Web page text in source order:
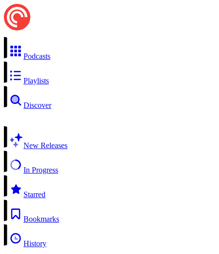
Podcasts
Playlists
Discover
New Releases
In Progress
Starred
Bookmarks
History